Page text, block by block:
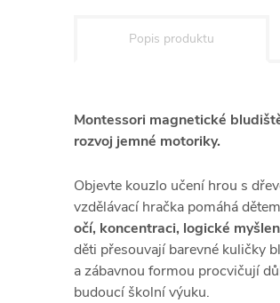
Popis produktu
Montessori magnetické
rozvoj jemné motoriky.
Objevte kouzlo učení hrou s
vzdělávací hračka pomáhá
očí, koncentraci, logické
děti přesouvají barevné kuličky
a zábavnou formou procvičují
budoucí školní výuku.